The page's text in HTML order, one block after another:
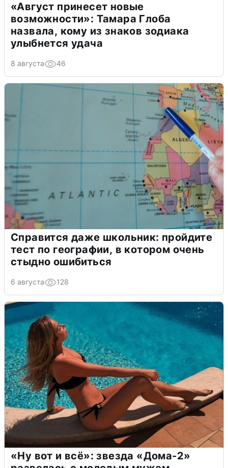
«Август принесет новые
возможности»: Тамара Глоба
назвала, кому из знаков зодиака
улыбнется удача
8 августа 46
Справится даже школьник: пройдите
тест по географии, в котором очень
стыдно ошибиться
6 августа 128
«Ну вот и всё»: звезда «Дома-2»